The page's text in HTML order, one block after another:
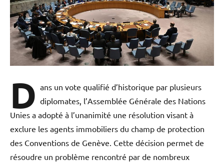
D ans un vote qualifié d’historique par plusieurs
diplomates, l’Assemblée Générale des Nations
Unies a adopté à l’unanimité une résolution visant à
exclure les agents immobiliers du champ de protection
des Conventions de Genève. Cette décision permet de
résoudre un problème rencontré par de nombreux